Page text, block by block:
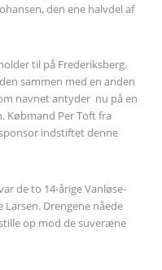
den ene halvdel af
til på Frederiksberg.
sammen med en anden
navnet antyder  nu på en
Købmand Per Toft fra
indstiftet denne
de to 14-årige Vanløse-
Larsen. Drengene nåede
op mod de suveræne